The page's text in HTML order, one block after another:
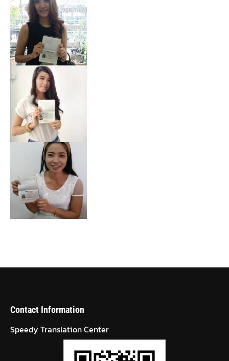
Contact Information
Speedy Translation Center